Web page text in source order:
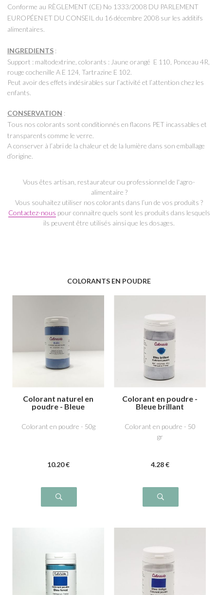
Conforme au RÈGLEMENT (CE) No 1333/2008 DU PARLEMENT
EUROPÉEN ET DU CONSEIL du 16 décembre 2008 sur les additifs
alimentaires.
INGREDIENTS :
Support : maltodextrine, colorants : Jaune orangé E 110, Ponceau 4R,
rouge cochenille A E 124, Tartrazine E 102.
Peut avoir des effets indésirables sur l’activité et l’attention chez les
enfants.
CONSERVATION :
Tous nos colorants sont conditionnés en flacons PET incassables et
transparents comme le verre.
A conserver à l’abri de la chaleur et de la lumière dans son emballage
d’origine.
Vous êtes artisan, restaurateur ou professionnel de l'agro-
alimentaire ?
Vous souhaitez utiliser nos colorants dans l’un de vos produits ?
Contactez-nous pour connaitre quels sont les produits dans lesquels
ils peuvent être utilisés ainsi que les dosages.
COLORANTS EN POUDRE
Colorant naturel en
poudre - Bleue
Colorant en poudre - 50g
10.20 €
Colorant en poudre -
Bleue brillant
Colorant en poudre - 50
gr
4.28 €